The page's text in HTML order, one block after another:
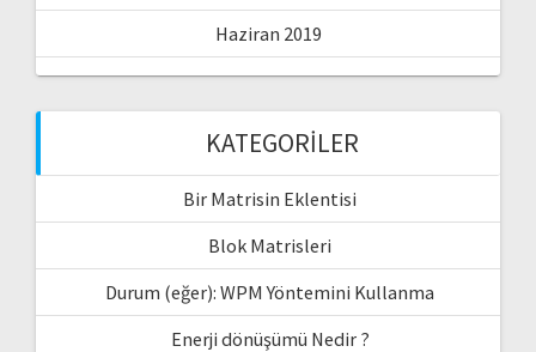
Haziran 2019
KATEGORILER
Bir Matrisin Eklentisi
Blok Matrisleri
Durum (eğer): WPM Yöntemini Kullanma
Enerji dönüşümü Nedir ?